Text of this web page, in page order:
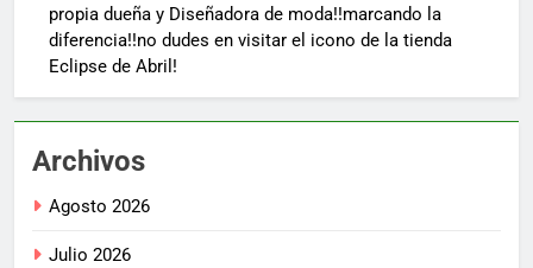
propia dueña y Diseñadora de moda!!marcando la
diferencia!!no dudes en visitar el icono de la tienda
Eclipse de Abril!
Archivos
Agosto 2026
Julio 2026